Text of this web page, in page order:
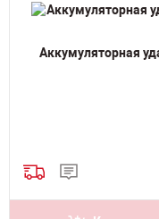
Аккумуляторная